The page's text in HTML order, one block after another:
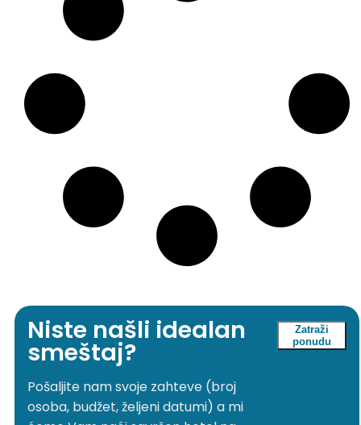
Niste našli idealan
smeštaj?
Pošaljite nam svoje zahteve (broj
osoba, budžet, željeni datumi) a mi
Zatraži
ponudu